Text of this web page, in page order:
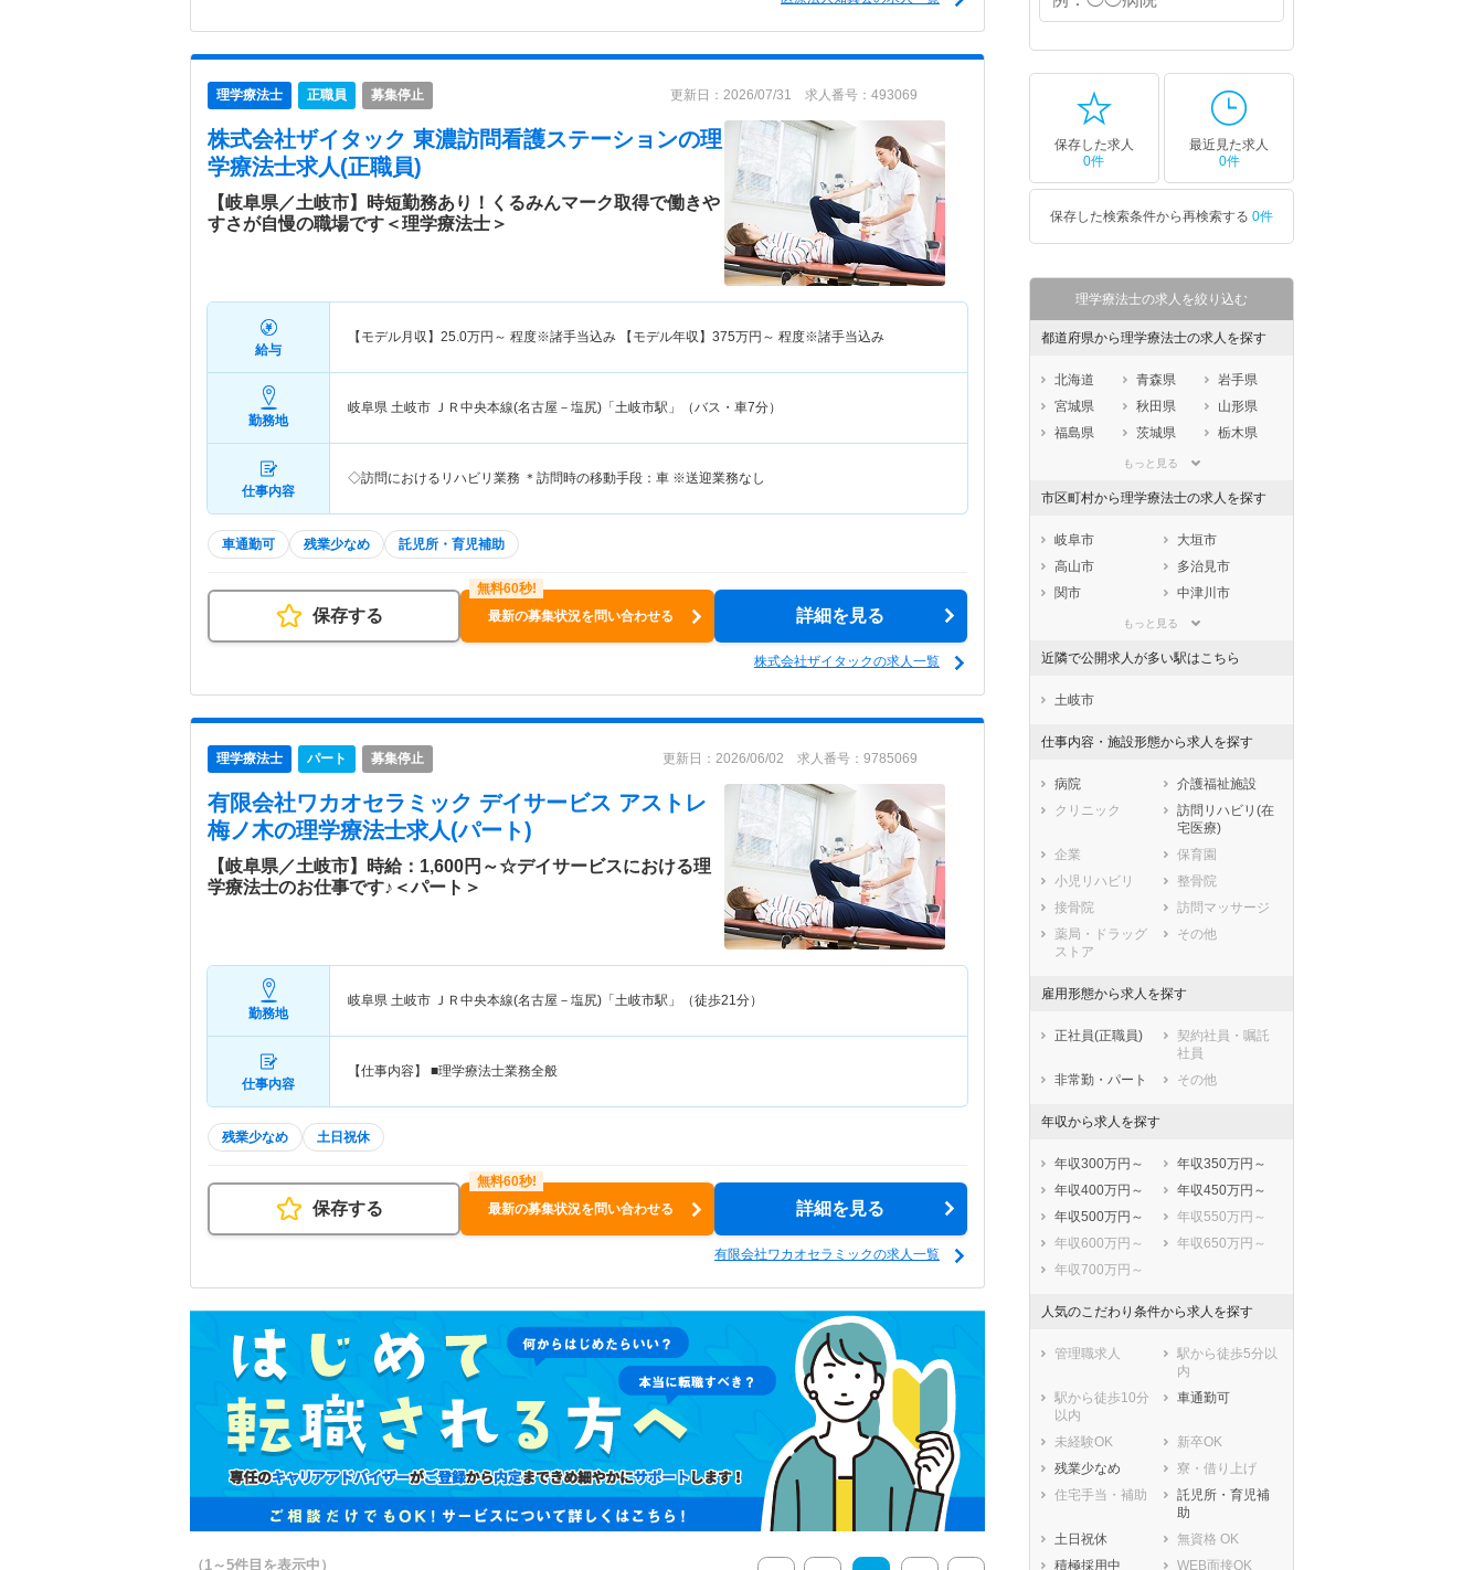
理学療法士 正職員 募集停止 更新日：2026/07/31 求人番号：493069
株式会社ザイタック 東濃訪問看護ステーションの理
学療法士求人(正職員)
【岐阜県／土岐市】時短勤務あり！くるみんマーク取得で働きや
すさが自慢の職場です＜理学療法士＞
給与
【モデル月収】 25.0万円～ 程度※諸手当込み 【モデル年収】 375万円～ 程度※諸手当込み
勤務地
岐阜県 土岐市 ＪＲ中央本線(名古屋－塩尻)「土岐市駅」（バス・車7分）
仕事内容
◇訪問におけるリハビリ業務 ＊訪問時の移動手段：車 ※送迎業務なし
車通勤可 残業少なめ 託児所・育児補助
保存する 最新の募集状況を問い合わせる 詳細を見る
株式会社ザイタックの求人一覧
理学療法士 パート 募集停止 更新日：2026/06/02 求人番号：9785069
有限会社ワカオセラミック デイサービス アストレ
梅ノ木の理学療法士求人(パート)
【岐阜県／土岐市】時給：1,600円～☆デイサービスにおける理
学療法士のお仕事です♪＜パート＞
勤務地
岐阜県 土岐市 ＪＲ中央本線(名古屋－塩尻)「土岐市駅」（徒歩21分）
仕事内容
【仕事内容】 ■理学療法士業務全般
残業少なめ 土日祝休
保存する 最新の募集状況を問い合わせる 詳細を見る
有限会社ワカオセラミックの求人一覧
（1～5件目を表示中）
保存した求人
0件
最近見た求人
0件
保存した検索条件から再検索する 0件
理学療法士の求人を絞り込む
都道府県から理学療法士の求人を探す
北海道 青森県
岩手県
宮城県
秋田県
山形県
福島県
茨城県
栃木県
埼玉県
石川県
福井県
静岡県
愛知県
三重県
滋賀県
京都府
大阪府
奈良県
香川県
熊本県
大分県
宮崎県
鹿児島県
沖縄県
もっと見る
市区町村から理学療法士の求人を探す
岐阜市
大垣市
高山市
多治見市
関市
中津川市
瑞浪市
各務原市
飛騨市
本巣市
郡上市
下呂市
海津市
羽島郡岐南町
養老郡養老町
不破郡垂井町
不破郡関ケ原町
安八郡神戸町
安八郡輪之内町
安八郡安八町
揖斐郡揖斐川町
揖斐郡大野町
揖斐郡池田町
加茂郡富加町
加茂郡川辺町
加茂郡白川町
加茂郡東白川村
可児郡御嵩町
大野郡白川村
もっと見る
近隣で公開求人が多い駅はこちら
土岐市
仕事内容・施設形態から求人を探す
病院
介護福祉施設
クリニック
訪問リハビリ(在
宅医療)
企業
保育園
小児リハビリ
整骨院
接骨院
訪問マッサージ
薬局・ドラッグ
ストア
その他
雇用形態から求人を探す
正社員(正職員)
契約社員・嘱託
社員
非常勤・パート
その他
年収から求人を探す
年収300万円～
年収350万円～
年収400万円～
年収450万円～
年収500万円～
年収550万円～
年収600万円～
年収650万円～
年収700万円～
人気のこだわり条件から求人を探す
管理職求人
駅から徒歩5分以
内
駅から徒歩10分
以内
車通勤可
未経験OK
新卒OK
残業少なめ
寮・借り上げ
住宅手当・補助
託児所・育児補
助
土日祝休
無資格 OK
積極採用中
WEB面接OK